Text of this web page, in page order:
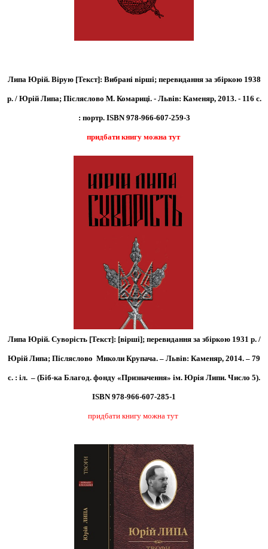
Липа Юрій. Вірую [Текст]: Вибрані вірші; перевидання за збіркою 1938
р. / Юрій Липа; Післяслово М. Комариці. - Львів: Каменяр, 2013. - 116 с.
: портр. ISBN 978-966-607-259-3
придбати книгу можна тут
Липа Юрій. Суворість [Текст]: [вірші]; перевидання за збіркою 1931 р. /
Юрій Липа; Післяслово Миколи Крупача. – Львів: Каменяр, 2014. – 79
с. : іл. – (Біб-ка Благод. фонду «Призначення» ім. Юрія Липи. Число 5).
ISBN 978-966-607-285-1
придбати книгу можна тут